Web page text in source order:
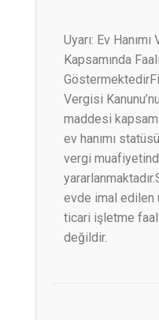
Uyarı: Ev
Kapsamında
Vergisi
maddesi
ev hanımı
vergi
evde imal edilen
ticari işletme
değildir.